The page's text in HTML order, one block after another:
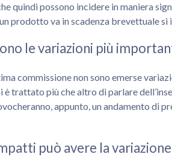
quindi possono incidere in maniera
prodotto va in scadenza brevettuale si
le variazioni più
commissione non sono emerse
è trattato più che altro di parlare
appunto, un andamento
può avere la